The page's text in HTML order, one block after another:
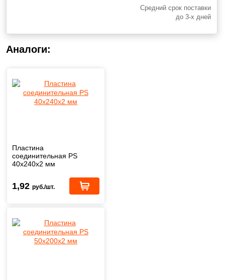
Средний срок поставки
до 3-х дней
Аналоги:
Пластина
соединительная PS
40х240х2 мм
1,92 руб./шт.